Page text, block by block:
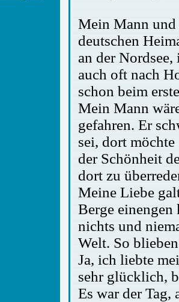
Mein Mann und
deutschen
an der
auch oft nach
schon beim
Mein Mann
gefahren. Er
sei, dort
der Schönheit
dort zu
Meine Liebe
Berge einengen
nichts und
Welt. So
Ja, ich liebte
sehr glücklich,
Es war der Tag,